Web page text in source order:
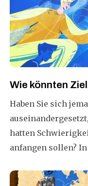
Wie könnten
Haben Sie sich
hatten
anfangen sollen?
Ziele zu erreichen